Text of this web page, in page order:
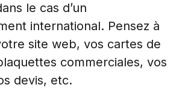
le cas d’un
international. Pensez à
site web, vos cartes de
commerciales, vos
devis, etc.